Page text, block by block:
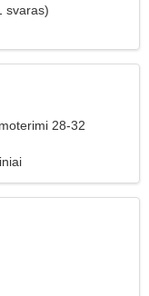
svaras)
28-32